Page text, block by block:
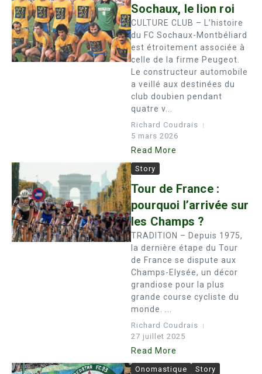
Sochaux, le lion roi
CULTURE CLUB – L’histoire
du FC Sochaux-Montbéliard
est étroitement associée à
celle de la firme Peugeot.
Le constructeur automobile
a veillé aux destinées du
club doubien pendant
quatre v...
Richard Coudrais
5 mars 2026
Read More
Story
Tour de France :
pourquoi l’arrivée sur
les Champs ?
TRADITION – Depuis 1975,
la dernière étape du Tour
de France se dispute aux
Champs-Elysée, un décor
grandiose pour la plus
grande course cycliste du
monde. ...
Richard Coudrais
27 juillet 2025
Read More
Onomastique Story